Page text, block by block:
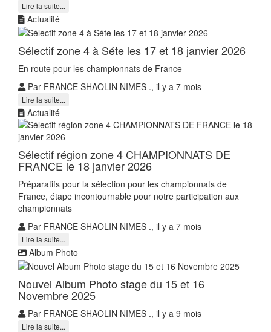
Lire la suite...
Actualité
Sélectif zone 4 à Séte les 17 et 18 janvier 2026
En route pour les championnats de France
Par FRANCE SHAOLIN NIMES ., il y a 7 mois
Lire la suite...
Actualité
Sélectif région zone 4 CHAMPIONNATS DE
FRANCE le 18 janvier 2026
Préparatifs pour la sélection pour les championnats de
France, étape incontournable pour notre participation aux
championnats
Par FRANCE SHAOLIN NIMES ., il y a 7 mois
Lire la suite...
Album Photo
Nouvel Album Photo stage du 15 et 16
Novembre 2025
Par FRANCE SHAOLIN NIMES ., il y a 9 mois
Lire la suite...